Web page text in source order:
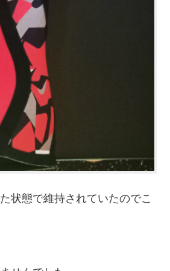
状態で維持されていたのでこ